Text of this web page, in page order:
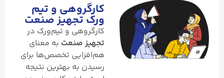
کارگروهی و تیم
ورک تجهیز صنعت
کارگروهی و تیم‌ورک در
تجهیز صنعت به معنای
هم‌افزایی تخصص‌ها برای
رسیدن به بهترین نتیجه